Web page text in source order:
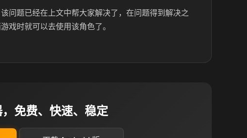
问题已经在上文中帮大家解决了，在问题得到解决之
戏时就可以去使用该角色了。
免费、快速、稳定